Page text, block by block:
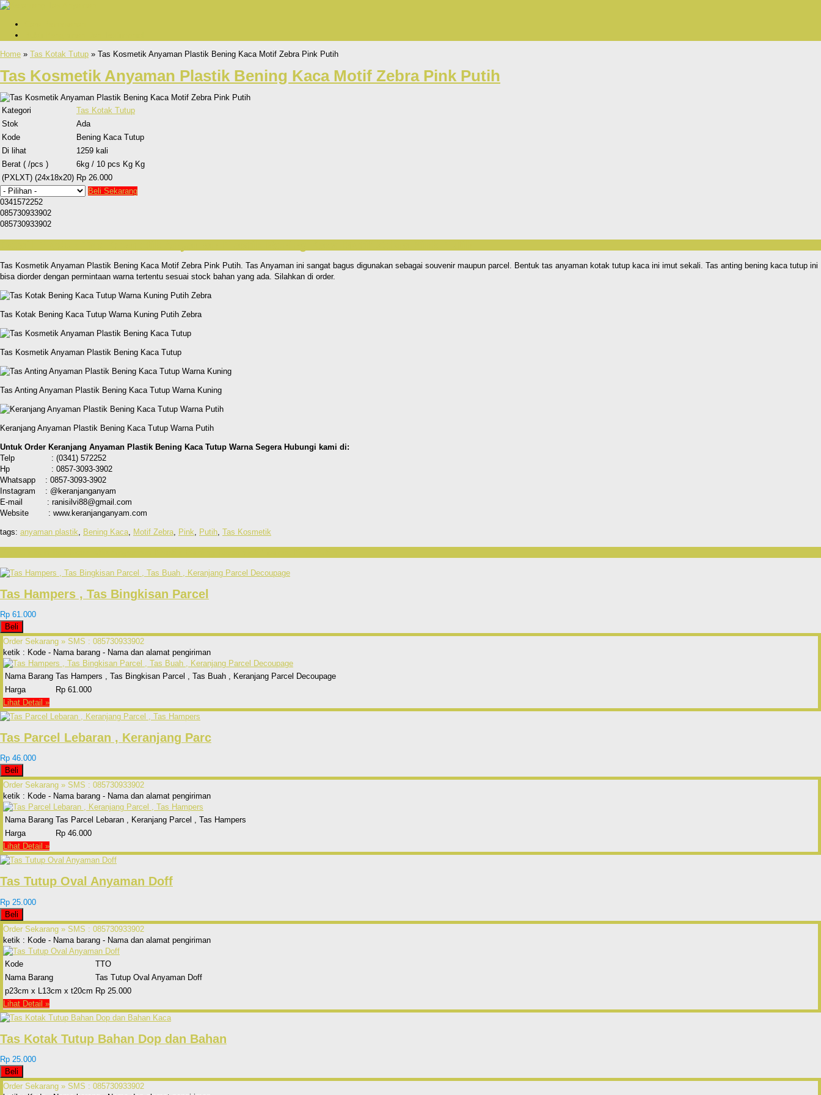
Home » Tas Kotak Tutup » Tas Kosmetik Anyaman Plastik Bening Kaca Motif Zebra Pink Putih
Tas Kosmetik Anyaman Plastik Bening Kaca Motif Zebra Pink Putih
Kategori
Tas Kotak Tutup
Stok
Ada
Kode
Bening Kaca Tutup
Di lihat
1259 kali
Berat ( /pcs )
6kg / 10 pcs Kg Kg
(PXLXT) (24x18x20) Rp 26.000
Beli Sekarang
0341572252
085730933902
085730933902
Tas Kosmetik Anyaman Plastik Bening Kaca Motif Zebra Pink Putih. Tas Anyaman ini sangat bagus digunakan sebagai souvenir maupun parcel. Bentuk tas anyaman kotak tutup kaca ini imut sekali. Tas anting bening kaca tutup ini
bisa diorder dengan permintaan warna tertentu sesuai stock bahan yang ada. Silahkan di order.
Tas Kotak Bening Kaca Tutup Warna Kuning Putih Zebra
Tas Kosmetik Anyaman Plastik Bening Kaca Tutup
Tas Anting Anyaman Plastik Bening Kaca Tutup Warna Kuning
Keranjang Anyaman Plastik Bening Kaca Tutup Warna Putih
Untuk Order Keranjang Anyaman Plastik Bening Kaca Tutup Warna Segera Hubungi kami di:
Telp : (0341) 572252
Hp : 0857-3093-3902
Whatsapp : 0857-3093-3902
Instagram : @keranjanganyam
E-mail : ranisilvi88@gmail.com
Website : www.keranjanganyam.com
tags: anyaman plastik, Bening Kaca, Motif Zebra, Pink, Putih, Tas Kosmetik
Tas Hampers , Tas Bingkisan Parcel
Rp 61.000
Beli
Order Sekarang » SMS : 085730933902
ketik : Kode - Nama barang - Nama dan alamat pengiriman
Nama Barang Tas Hampers , Tas Bingkisan Parcel , Tas Buah , Keranjang Parcel Decoupage
Harga
Rp 61.000
Lihat Detail »
Tas Parcel Lebaran , Keranjang Parc
Rp 46.000
Beli
Order Sekarang » SMS : 085730933902
ketik : Kode - Nama barang - Nama dan alamat pengiriman
Nama Barang Tas Parcel Lebaran , Keranjang Parcel , Tas Hampers
Harga
Rp 46.000
Lihat Detail »
Tas Tutup Oval Anyaman Doff
Rp 25.000
Beli
Order Sekarang » SMS : 085730933902
ketik : Kode - Nama barang - Nama dan alamat pengiriman
Kode
TTO
Nama Barang
Tas Tutup Oval Anyaman Doff
p23cm x L13cm x t20cm Rp 25.000
Lihat Detail »
Tas Kotak Tutup Bahan Dop dan Bahan
Rp 25.000
Beli
Order Sekarang » SMS : 085730933902